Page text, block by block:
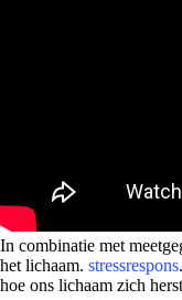
In combinatie met
het lichaam. stressrespons
hoe ons lichaam zich